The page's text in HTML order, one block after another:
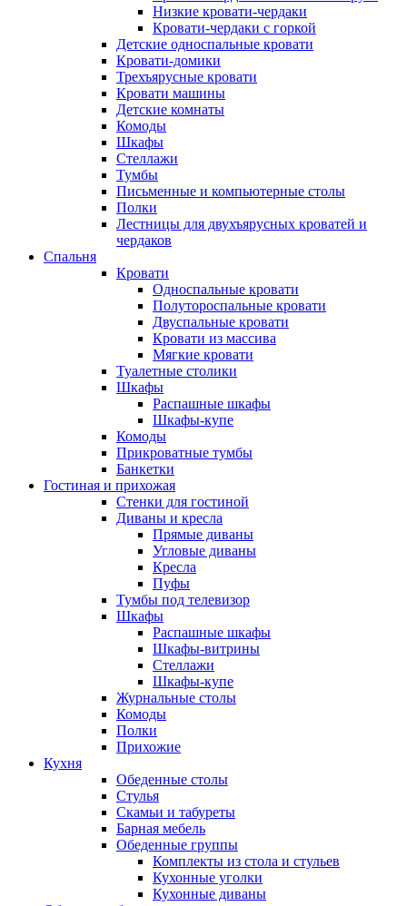
Низкие кровати-чердаки
Кровати-чердаки с горкой
Детские односпальные кровати
Кровати-домики
Трехъярусные кровати
Кровати машины
Детские комнаты
Комоды
Шкафы
Стеллажи
Тумбы
Письменные и компьютерные столы
Полки
Лестницы для двухъярусных кроватей и
чердаков
Спальня
Кровати
Односпальные кровати
Полутороспальные кровати
Двуспальные кровати
Кровати из массива
Мягкие кровати
Туалетные столики
Шкафы
Распашные шкафы
Шкафы-купе
Комоды
Прикроватные тумбы
Банкетки
Гостиная и прихожая
Стенки для гостиной
Диваны и кресла
Прямые диваны
Угловые диваны
Кресла
Пуфы
Тумбы под телевизор
Шкафы
Распашные шкафы
Шкафы-витрины
Стеллажи
Шкафы-купе
Журнальные столы
Комоды
Полки
Прихожие
Кухня
Обеденные столы
Стулья
Скамьи и табуреты
Барная мебель
Обеденные группы
Комплекты из стола и стульев
Кухонные уголки
Кухонные диваны